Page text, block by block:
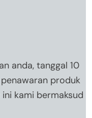
anda, tanggal 10
produk
kami bermaksud